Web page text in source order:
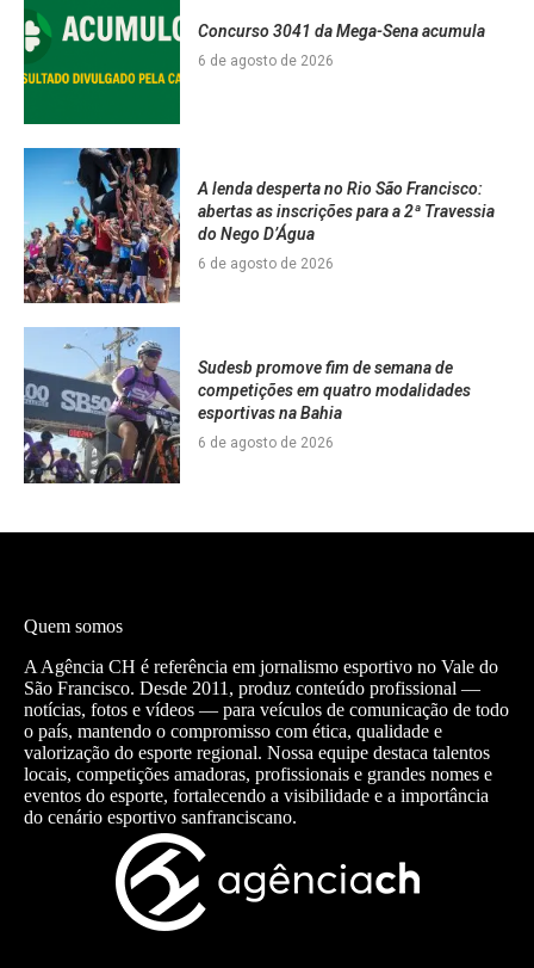
Concurso 3041 da Mega-Sena acumula
6 de agosto de 2026
A lenda desperta no Rio São Francisco:
abertas as inscrições para a 2ª Travessia
do Nego D’Água
6 de agosto de 2026
Sudesb promove fim de semana de
competições em quatro modalidades
esportivas na Bahia
6 de agosto de 2026
Quem somos
A Agência CH é referência em jornalismo esportivo no Vale do
São Francisco. Desde 2011, produz conteúdo profissional —
notícias, fotos e vídeos — para veículos de comunicação de todo
o país, mantendo o compromisso com ética, qualidade e
valorização do esporte regional. Nossa equipe destaca talentos
locais, competições amadoras, profissionais e grandes nomes e
eventos do esporte, fortalecendo a visibilidade e a importância
do cenário esportivo sanfranciscano.